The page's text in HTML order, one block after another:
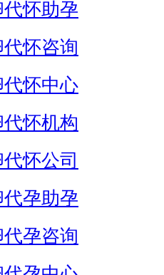
怀助孕
怀咨询
怀中心
怀机构
怀公司
孕助孕
孕咨询